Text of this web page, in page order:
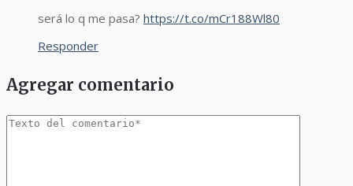
será lo q me pasa? https://t.co/mCr188Wl80
Responder
Agregar comentario